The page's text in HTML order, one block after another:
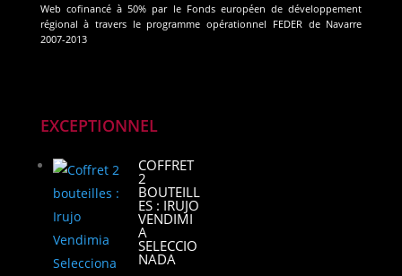
Web cofinancé à 50% par le Fonds européen de développement
régional à travers le programme opérationnel FEDER de Navarre
2007-2013
EXCEPTIONNEL
COFFRET
2
BOUTEILL
ES : IRUJO
VENDIMI
A
SELECCIO
NADA